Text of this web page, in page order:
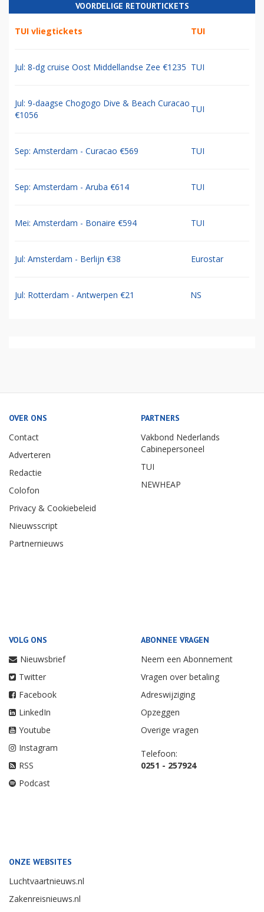
VOORDELIGE RETOURTICKETS
TUI vliegtickets TUI
Jul: 8-dg cruise Oost Middellandse Zee €1235 TUI
Jul: 9-daagse Chogogo Dive & Beach Curacao
€1056
TUI
Sep: Amsterdam - Curacao €569 TUI
Sep: Amsterdam - Aruba €614 TUI
Mei: Amsterdam - Bonaire €594 TUI
Jul: Amsterdam - Berlijn €38 Eurostar
Jul: Rotterdam - Antwerpen €21 NS
OVER ONS
Contact
Adverteren
Redactie
Colofon
Privacy & Cookiebeleid
Nieuwsscript
Partnernieuws
PARTNERS
Vakbond Nederlands
Cabinepersoneel
TUI
NEWHEAP
VOLG ONS
Nieuwsbrief
Twitter
Facebook
LinkedIn
Youtube
Instagram
RSS
Podcast
ABONNEE VRAGEN
Neem een Abonnement
Vragen over betaling
Adreswijziging
Opzeggen
Overige vragen
Telefoon:
0251 - 257924
ONZE WEBSITES
Luchtvaartnieuws.nl
Zakenreisnieuws.nl